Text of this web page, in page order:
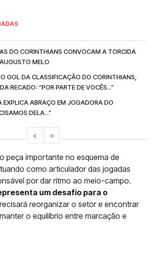
DO CORINTHIANS CONVOCAM A TORCIDA
MELO
GOL DA CLASSIFICAÇÃO DO CORINTHIANS,
RECADO: “POR PARTE DE VOCÊS...”
EXPLICA ABRAÇO EM JOGADORA DO
DELA...”
< >
peça importante no esquema de
como articulador das jogadas
por dar ritmo ao meio-campo.
um desafio para o
reorganizar o setor e encontrar
o equilíbrio entre marcação e